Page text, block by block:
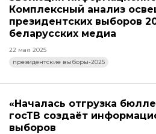
Комплексный анализ
президентских выборов
беларусских медиа
22 мая 2025
президентские выборы-2025
«Началась отгрузка
госТВ создаёт
выборов